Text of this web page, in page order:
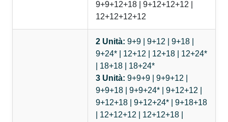
9+9+12+18 | 9+12+12+12 |
12+12+12+12
2 Unità: 9+9 | 9+12 | 9+18 |
9+24* | 12+12 | 12+18 | 12+24*
| 18+18 | 18+24*
3 Unità: 9+9+9 | 9+9+12 |
9+9+18 | 9+9+24* | 9+12+12 |
9+12+18 | 9+12+24* | 9+18+18
| 12+12+12 | 12+12+18 |